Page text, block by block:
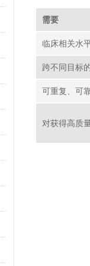
需要
临床相关水
跨不同目标
可重复、可
对获得高质